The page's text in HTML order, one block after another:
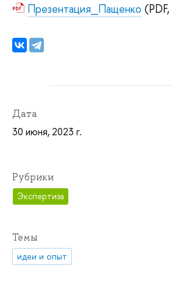
Презентация_Пащенко
Дата
30 июня, 2023 г.
Рубрики
Экспертиза
Темы
идеи и опыт